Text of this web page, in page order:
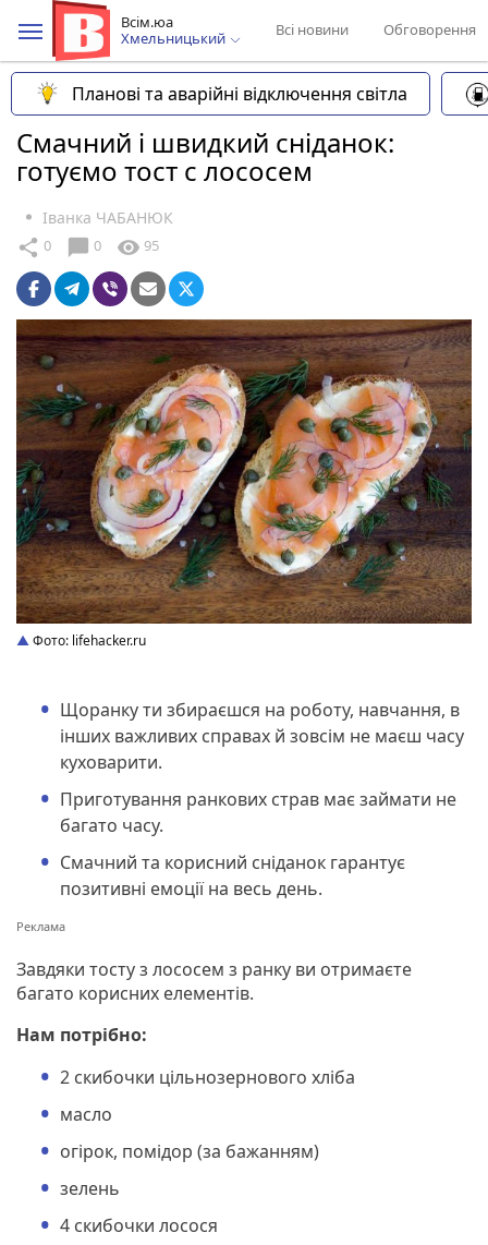
Всім.юа
Хмельницький
Всі новини Обговорення
Планові та аварійні відключення світла
Смачний і швидкий сніданок:
готуємо тост с лососем
Іванка ЧАБАНЮК
share 0 chat_bubble 0 visibility 95
Фото: lifehacker.ru
Щоранку ти збираєшся на роботу, навчання, в
інших важливих справах й зовсім не маєш часу
куховарити.
Приготування ранкових страв має займати не
багато часу.
Смачний та корисний сніданок гарантує
позитивні емоції на весь день.
Завдяки тосту з лососем з ранку ви отримаєте
багато корисних елементів.
Нам потрібно:
2 скибочки цільнозернового хліба
масло
огірок, помідор (за бажанням)
зелень
4 скибочки лосося